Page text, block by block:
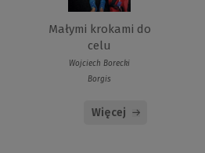
Małymi krokami do
celu
Wojciech Borecki
Borgis
Więcej